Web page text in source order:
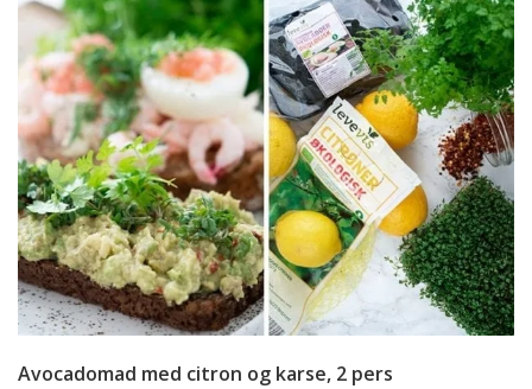
Avocadomad med citron og karse, 2 pers